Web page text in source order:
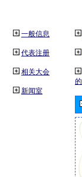
一般信息
代表注册
相关大会
新闻室